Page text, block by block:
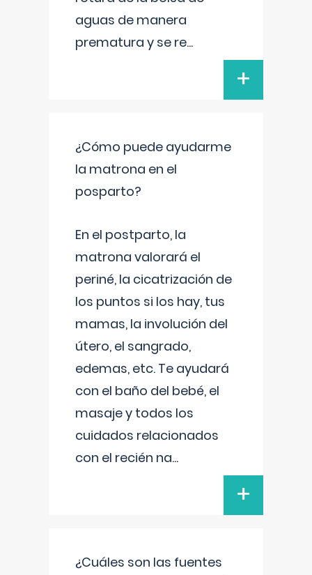
aguas de manera
prematura y se re...
+
¿Cómo puede ayudarme
la matrona en el
posparto?
En el postparto, la
matrona valorará el
periné, la cicatrización de
los puntos si los hay, tus
mamas, la involución del
útero, el sangrado,
edemas, etc. Te ayudará
con el baño del bebé, el
masaje y todos los
cuidados relacionados
con el recién na...
+
¿Cuáles son las fuentes